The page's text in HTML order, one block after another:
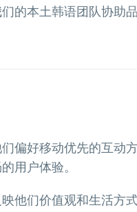
的本土韩语团队协助
偏好移动优先的互动
用户体验。
他们价值观和生活方